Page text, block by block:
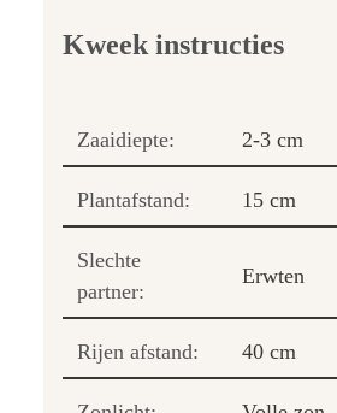
Kweek instructies
Zaaidiepte: 2-3 cm
Plantafstand: 15 cm
Slechte
partner:
Erwten
Rijen afstand: 40 cm